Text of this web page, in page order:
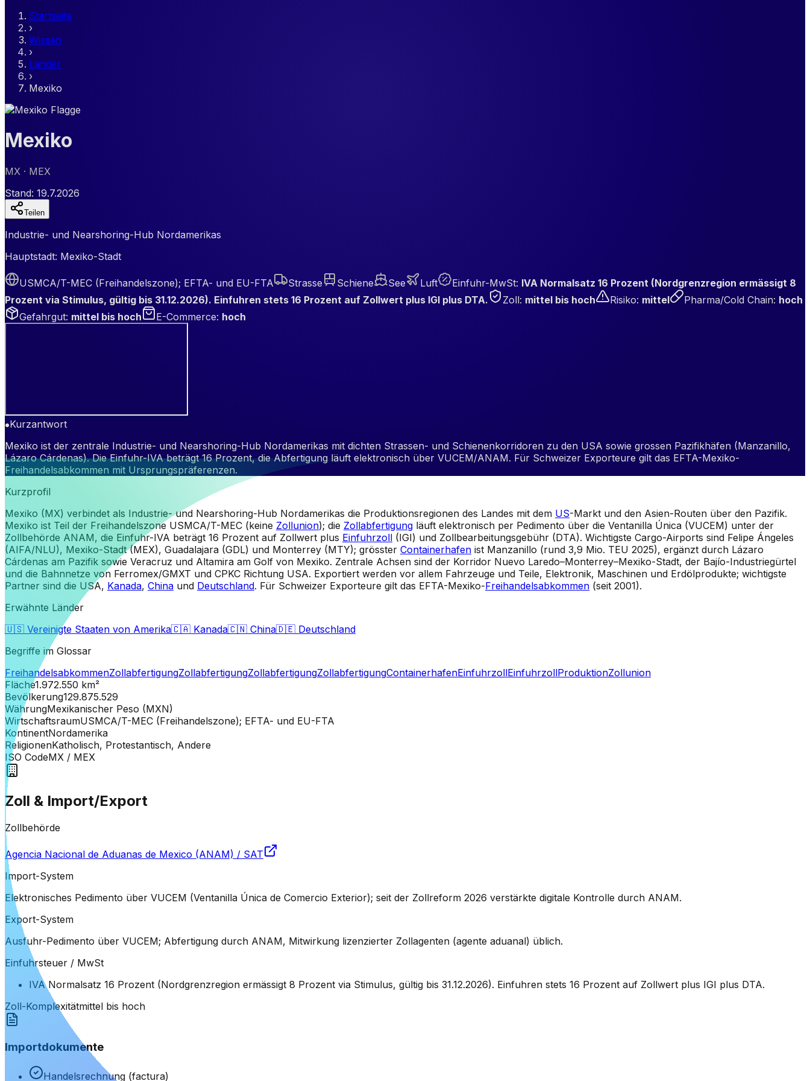
Startseite
›
Wissen
›
Länder
›
Mexiko
Mexiko
MX · MEX
Stand: 19.7.2026
Teilen
Industrie- und Nearshoring-Hub Nordamerikas
Hauptstadt: Mexiko-Stadt
USMCA/T-MEC (Freihandelszone); EFTA- und EU-FTA Strasse Schiene See Luft Einfuhr-MwSt: IVA Normalsatz 16 Prozent (Nordgrenzregion ermässigt 8
Prozent via Stimulus, gültig bis 31.12.2026). Einfuhren stets 16 Prozent auf Zollwert plus IGI plus DTA.
Zoll: mittel bis hoch Risiko: mittel Pharma/Cold Chain: hoch
Gefahrgut: mittel bis hoch E-Commerce: hoch
Kurzantwort
Mexiko ist der zentrale Industrie- und Nearshoring-Hub Nordamerikas mit dichten Strassen- und Schienenkorridoren zu den USA sowie grossen Pazifikhäfen (Manzanillo,
Lázaro Cárdenas). Die Einfuhr-IVA beträgt 16 Prozent, die Abfertigung läuft elektronisch über VUCEM/ANAM. Für Schweizer Exporteure gilt das EFTA-Mexiko-
Freihandelsabkommen mit Ursprungspräferenzen.
Kurzprofil
Mexiko (MX) verbindet als Industrie- und Nearshoring-Hub Nordamerikas die Produktionsregionen des Landes mit dem US-Markt und den Asien-Routen über den Pazifik.
Mexiko ist Teil der Freihandelszone USMCA/T-MEC (keine Zollunion); die Zollabfertigung läuft elektronisch per Pedimento über die Ventanilla Única (VUCEM) unter der
Zollbehörde ANAM, die Einfuhr-IVA beträgt 16 Prozent auf Zollwert plus Einfuhrzoll (IGI) und Zollbearbeitungsgebühr (DTA). Wichtigste Cargo-Airports sind Felipe Ángeles
(AIFA/NLU), Mexiko-Stadt (MEX), Guadalajara (GDL) und Monterrey (MTY); grösster Containerhafen ist Manzanillo (rund 3,9 Mio. TEU 2025), ergänzt durch Lázaro
Cárdenas am Pazifik sowie Veracruz und Altamira am Golf von Mexiko. Zentrale Achsen sind der Korridor Nuevo Laredo–Monterrey–Mexiko-Stadt, der Bajío-Industriegürtel
und die Bahnnetze von Ferromex/GMXT und CPKC Richtung USA. Exportiert werden vor allem Fahrzeuge und Teile, Elektronik, Maschinen und Erdölprodukte; wichtigste
Partner sind die USA, Kanada, China und Deutschland. Für Schweizer Exporteure gilt das EFTA-Mexiko-Freihandelsabkommen (seit 2001).
Erwähnte Länder
🇺🇸 Vereinigte Staaten von Amerika🇨🇦 Kanada🇨🇳 China🇩🇪 Deutschland
Begriffe im Glossar
FreihandelsabkommenZollabfertigungZollabfertigungZollabfertigungZollabfertigungContainerhafenEinfuhrzollEinfuhrzollProduktionZollunion
Fläche1.972.550 km²
Bevölkerung129.875.529
WährungMexikanischer Peso (MXN)
WirtschaftsraumUSMCA/T-MEC (Freihandelszone); EFTA- und EU-FTA
KontinentNordamerika
ReligionenKatholisch, Protestantisch, Andere
ISO CodeMX / MEX
Zoll & Import/Export
Zollbehörde
Agencia Nacional de Aduanas de Mexico (ANAM) / SAT
Import-System
Elektronisches Pedimento über VUCEM (Ventanilla Única de Comercio Exterior); seit der Zollreform 2026 verstärkte digitale Kontrolle durch ANAM.
Export-System
Ausfuhr-Pedimento über VUCEM; Abfertigung durch ANAM, Mitwirkung lizenzierter Zollagenten (agente aduanal) üblich.
Einfuhrsteuer / MwSt
IVA Normalsatz 16 Prozent (Nordgrenzregion ermässigt 8 Prozent via Stimulus, gültig bis 31.12.2026). Einfuhren stets 16 Prozent auf Zollwert plus IGI plus DTA.
Zoll-Komplexitätmittel bis hoch
Importdokumente
Handelsrechnung (factura)